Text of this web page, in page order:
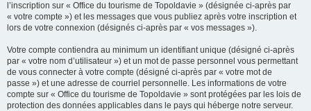
l’inscription sur « Office du tourisme de Topoldavie » (désignée ci-après par
« votre compte ») et les messages que vous publiez après votre inscription et
lors de votre connexion (désignés ci-après par « vos messages »).
Votre compte contiendra au minimum un identifiant unique (désigné ci-après
par « votre nom d’utilisateur ») et un mot de passe personnel vous permettant
de vous connecter à votre compte (désigné ci-après par « votre mot de
passe ») et une adresse de courriel personnelle. Les informations de votre
compte sur « Office du tourisme de Topoldavie » sont protégées par les lois de
protection des données applicables dans le pays qui héberge notre serveur.